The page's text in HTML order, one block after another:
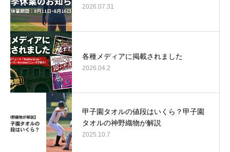
2026.07.31
各種メディアに掲載されました
2026.04.2
甲子園タオルの値段はいくら？甲子園
タオルの神野織物が解説
2025.10.7